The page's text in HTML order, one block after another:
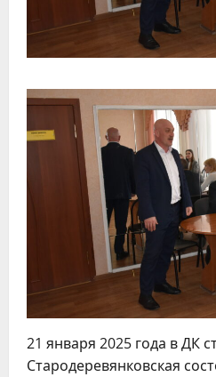
21 января 2025 года в ДК
Стародеревянковская